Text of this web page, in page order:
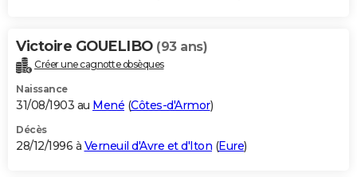
Victoire GOUELIBO (93 ans)
Créer une cagnotte obsèques
Naissance
31/08/1903 au Mené (Côtes-d'Armor)
Décès
28/12/1996 à Verneuil d'Avre et d'Iton (Eure)